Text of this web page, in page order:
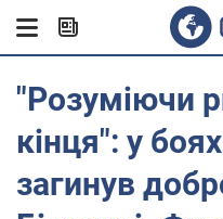
"Розуміючи
кінця": у
загинув